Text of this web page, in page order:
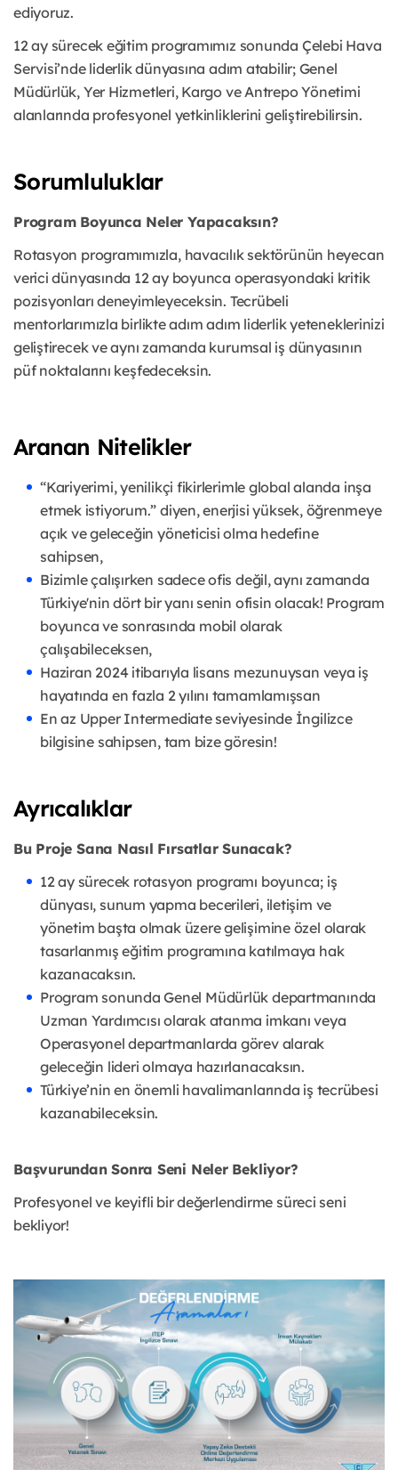
ediyoruz.
12 ay sürecek eğitim programımız sonunda Çelebi Hava
Servisi’nde liderlik dünyasına adım atabilir; Genel
Müdürlük, Yer Hizmetleri, Kargo ve Antrepo Yönetimi
alanlarında profesyonel yetkinliklerini geliştirebilirsin.
Sorumluluklar
Program Boyunca Neler Yapacaksın?
Rotasyon programımızla, havacılık sektörünün heyecan
verici dünyasında 12 ay boyunca operasyondaki kritik
pozisyonları deneyimleyeceksin. Tecrübeli
mentorlarımızla birlikte adım adım liderlik yeteneklerinizi
geliştirecek ve aynı zamanda kurumsal iş dünyasının
püf noktalarını keşfedeceksin.
Aranan Nitelikler
“Kariyerimi, yenilikçi fikirlerimle global alanda inşa
etmek istiyorum.” diyen, enerjisi yüksek, öğrenmeye
açık ve geleceğin yöneticisi olma hedefine
sahipsen,
Bizimle çalışırken sadece ofis değil, aynı zamanda
Türkiye'nin dört bir yanı senin ofisin olacak! Program
boyunca ve sonrasında mobil olarak
çalışabileceksen,
Haziran 2024 itibarıyla lisans mezunuysan veya iş
hayatında en fazla 2 yılını tamamlamışsan
En az Upper Intermediate seviyesinde İngilizce
bilgisine sahipsen, tam bize göresin!
Ayrıcalıklar
Bu Proje Sana Nasıl Fırsatlar Sunacak?
12 ay sürecek rotasyon programı boyunca; iş
dünyası, sunum yapma becerileri, iletişim ve
yönetim başta olmak üzere gelişimine özel olarak
tasarlanmış eğitim programına katılmaya hak
kazanacaksın.
Program sonunda Genel Müdürlük departmanında
Uzman Yardımcısı olarak atanma imkanı veya
Operasyonel departmanlarda görev alarak
geleceğin lideri olmaya hazırlanacaksın.
Türkiye’nin en önemli havalimanlarında iş tecrübesi
kazanabileceksin.
Başvurundan Sonra Seni Neler Bekliyor?
Profesyonel ve keyifli bir değerlendirme süreci seni
bekliyor!